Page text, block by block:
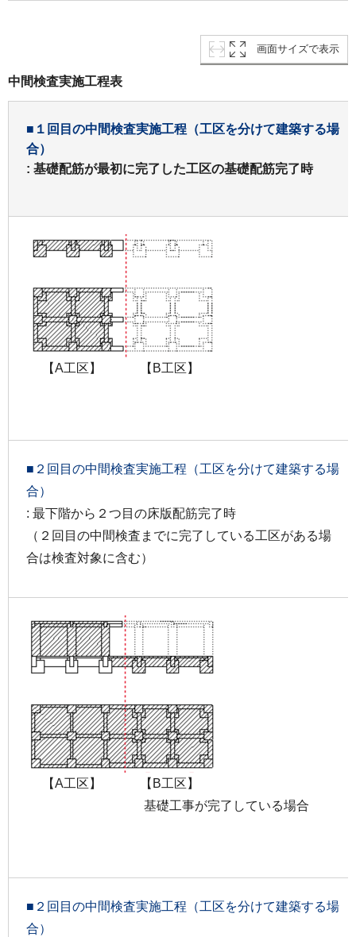
画面サイズで表示
中間検査実施工程表
■１回目の中間検査実施工程（工区を分けて建築する場
合）
: 基礎配筋が最初に完了した工区の基礎配筋完了時
【A工区】 【B工区】
■２回目の中間検査実施工程（工区を分けて建築する場
合）
: 最下階から２つ目の床版配筋完了時
（２回目の中間検査までに完了している工区がある場
合は検査対象に含む）
【A工区】 【B工区】
基礎工事が完了している場合
■２回目の中間検査実施工程（工区を分けて建築する場
合）